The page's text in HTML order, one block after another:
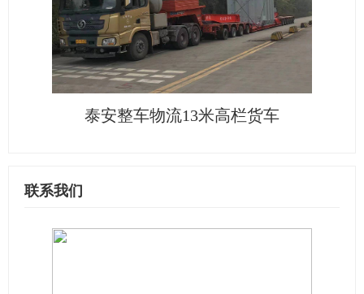
泰安整车物流13米高栏货车
联系我们